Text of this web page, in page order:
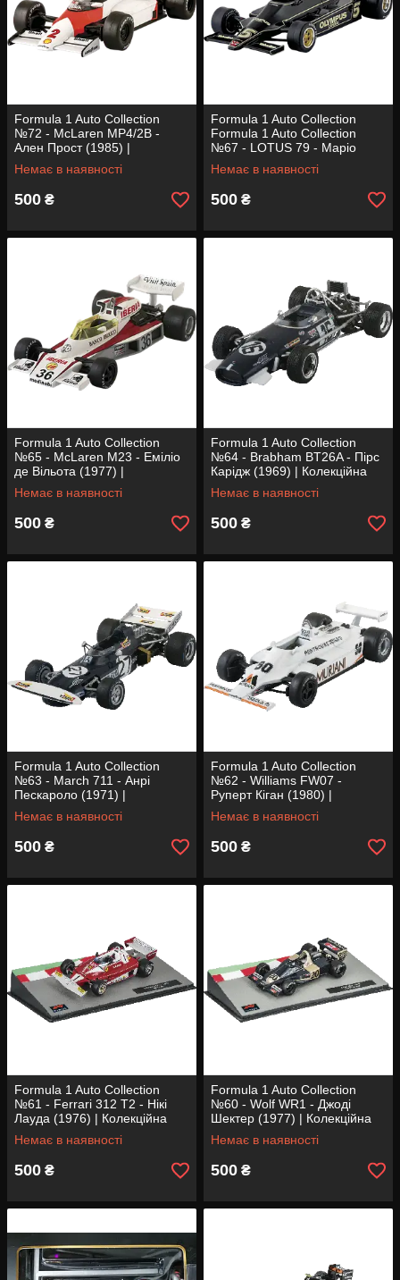
Formula 1 Auto Collection
№72 - McLaren MP4/2B -
Ален Прост (1985) |
Колекційна модель 1:43 |
Centauria
Немає в наявності
500 ₴
Formula 1 Auto Collection
Formula 1 Auto Collection
№67 - LOTUS 79 - Маріо
Андретти (1978) | Колекційна
модель 1:43 | Centauria
Немає в наявності
500 ₴
Formula 1 Auto Collection
№65 - McLaren M23 - Еміліо
де Вільота (1977) |
Колекційна модель 1:43 |
Centauria
Немає в наявності
500 ₴
Formula 1 Auto Collection
№64 - Brabham BT26A - Пірс
Карідж (1969) | Колекційна
модель 1:43 | Centauria
Немає в наявності
500 ₴
Formula 1 Auto Collection
№63 - March 711 - Анрі
Пескароло (1971) |
Колекційна модель 1:43 |
Centauria
Немає в наявності
500 ₴
Formula 1 Auto Collection
№62 - Williams FW07 -
Руперт Кіган (1980) |
Колекційна модель 1:43 |
Centauria
Немає в наявності
500 ₴
Formula 1 Auto Collection
№61 - Ferrari 312 T2 - Нікі
Лауда (1976) | Колекційна
модель 1:43 | Centauria
Немає в наявності
500 ₴
Formula 1 Auto Collection
№60 - Wolf WR1 - Джоді
Шектер (1977) | Колекційна
модель 1:43 | Centauria
Немає в наявності
500 ₴